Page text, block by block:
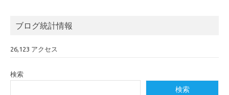
ブログ統計情報
26,123 アクセス
検索
検索